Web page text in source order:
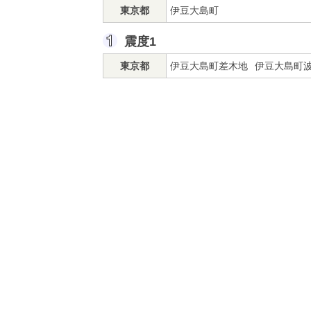
東京都 伊豆大島町
震度1
東京都 伊豆大島町差木地 伊豆大島町